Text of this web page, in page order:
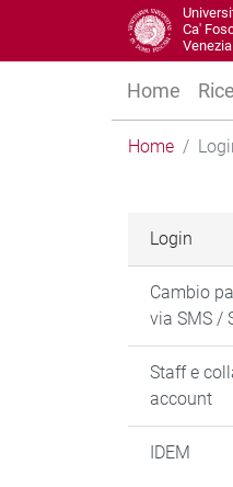
Ca'
Venezia
Home
Home
Login
Cambio
via SMS /
Staff e
account
IDEM